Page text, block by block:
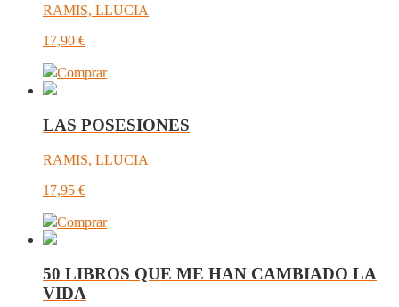
RAMIS, LLUCIA
17,90 €
Comprar
LAS POSESIONES
RAMIS, LLUCIA
17,95 €
Comprar
50 LIBROS QUE ME HAN CAMBIADO LA
VIDA